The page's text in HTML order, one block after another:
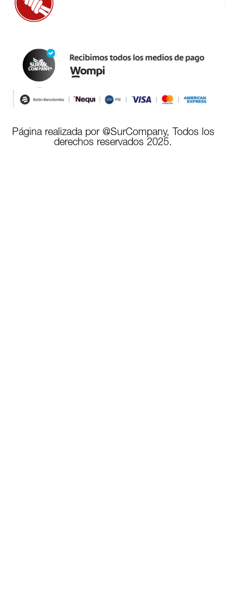
Página realizada por @SurCompany, Todos los
derechos reservados 2025.